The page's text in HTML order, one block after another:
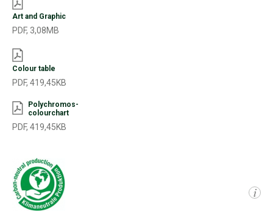
Art and Graphic
PDF, 3,08MB
Colour table
PDF, 419,45KB
Polychromos-
colourchart
PDF, 419,45KB
i